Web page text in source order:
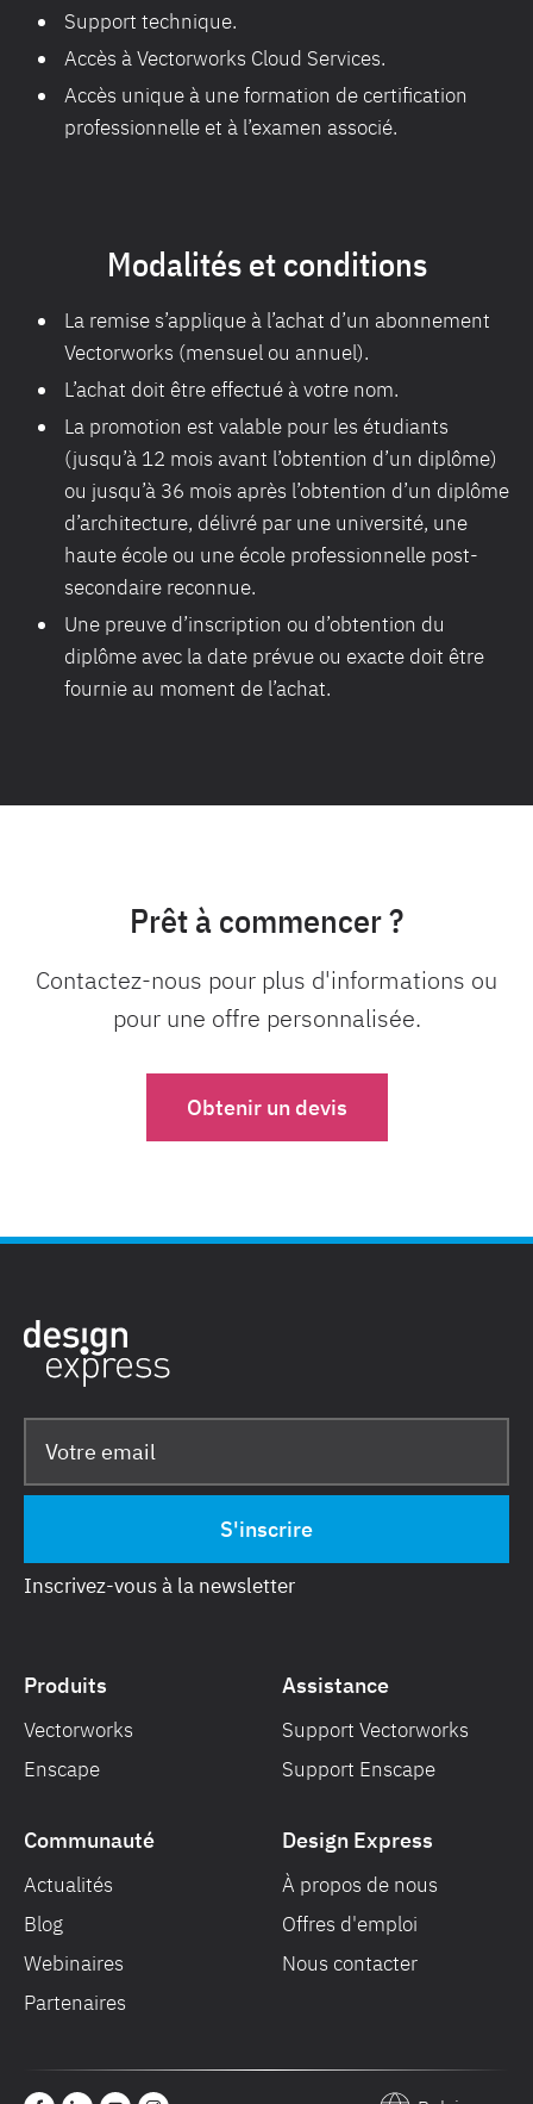
Support technique.
Accès à Vectorworks Cloud Services.
Accès unique à une formation de certification
professionnelle et à l’examen associé.
Modalités et conditions
La remise s’applique à l’achat d’un abonnement
Vectorworks (mensuel ou annuel).
L’achat doit être effectué à votre nom.
La promotion est valable pour les étudiants
(jusqu’à 12 mois avant l’obtention d’un diplôme)
ou jusqu’à 36 mois après l’obtention d’un diplôme
d’architecture, délivré par une université, une
haute école ou une école professionnelle post-
secondaire reconnue.
Une preuve d’inscription ou d’obtention du
diplôme avec la date prévue ou exacte doit être
fournie au moment de l’achat.
Prêt à commencer ?
Contactez-nous pour plus d'informations ou
pour une offre personnalisée.
Obtenir un devis
Inscrivez-vous à la newsletter
Produits
Vectorworks
Enscape
Assistance
Support Vectorworks
Support Enscape
Communauté
Actualités
Blog
Webinaires
Partenaires
Design Express
À propos de nous
Offres d'emploi
Nous contacter